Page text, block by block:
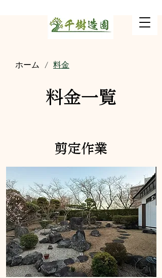
ホーム / 料金
料金一覧
剪定作業